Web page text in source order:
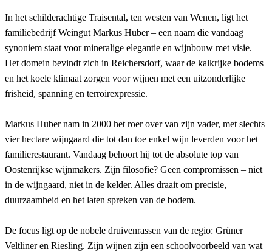
In het schilderachtige Traisental, ten westen van Wenen, ligt het
familiebedrijf Weingut Markus Huber – een naam die vandaag
synoniem staat voor mineralige elegantie en wijnbouw met visie.
Het domein bevindt zich in Reichersdorf, waar de kalkrijke bodems
en het koele klimaat zorgen voor wijnen met een uitzonderlijke
frisheid, spanning en terroirexpressie.
Markus Huber nam in 2000 het roer over van zijn vader, met slechts
vier hectare wijngaard die tot dan toe enkel wijn leverden voor het
familierestaurant. Vandaag behoort hij tot de absolute top van
Oostenrijkse wijnmakers. Zijn filosofie? Geen compromissen – niet
in de wijngaard, niet in de kelder. Alles draait om precisie,
duurzaamheid en het laten spreken van de bodem.
De focus ligt op de nobele druivenrassen van de regio: Grüner
Veltliner en Riesling. Zijn wijnen zijn een schoolvoorbeeld van wat